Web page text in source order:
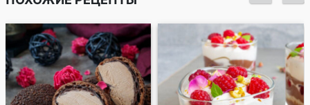
Шоколадно-
ванильный пудинг с
клубникой